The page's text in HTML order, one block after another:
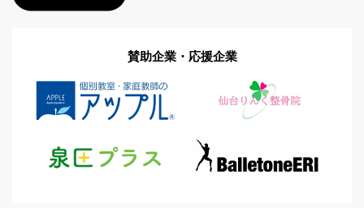
賛助企業・応援企業